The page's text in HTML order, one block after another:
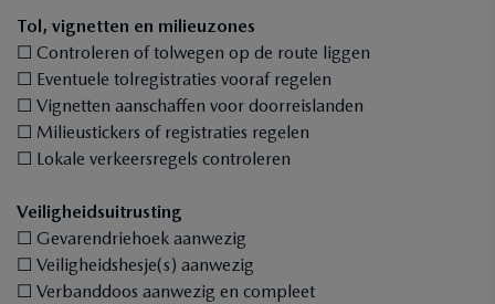
Tol, vignetten en milieuzones
☐ Controleren of tolwegen op de route liggen
☐ Eventuele tolregistraties vooraf regelen
☐ Vignetten aanschaffen voor doorreislanden
☐ Milieustickers of registraties regelen
☐ Lokale verkeersregels controleren
Veiligheidsuitrusting
☐ Gevarendriehoek aanwezig
☐ Veiligheidshesje(s) aanwezig
☐ Verbanddoos aanwezig en compleet